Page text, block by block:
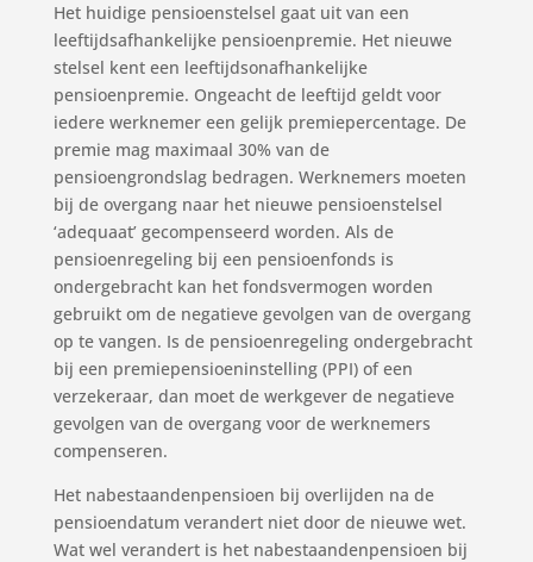
Het huidige pensioenstelsel gaat uit van een
leeftijdsafhankelijke pensioenpremie. Het nieuwe
stelsel kent een leeftijdsonafhankelijke
pensioenpremie. Ongeacht de leeftijd geldt voor
iedere werknemer een gelijk premiepercentage. De
premie mag maximaal 30% van de
pensioengrondslag bedragen. Werknemers moeten
bij de overgang naar het nieuwe pensioenstelsel
‘adequaat’ gecompenseerd worden. Als de
pensioenregeling bij een pensioenfonds is
ondergebracht kan het fondsvermogen worden
gebruikt om de negatieve gevolgen van de overgang
op te vangen. Is de pensioenregeling ondergebracht
bij een premiepensioeninstelling (PPI) of een
verzekeraar, dan moet de werkgever de negatieve
gevolgen van de overgang voor de werknemers
compenseren.
Het nabestaandenpensioen bij overlijden na de
pensioendatum verandert niet door de nieuwe wet.
Wat wel verandert is het nabestaandenpensioen bij